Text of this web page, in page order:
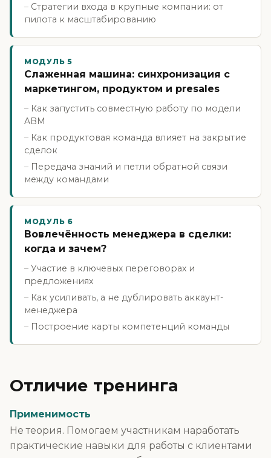
Стратегии входа в крупные компании: от
пилота к масштабированию
МОДУЛЬ 5
Слаженная машина: синхронизация с
маркетингом, продуктом и presales
Как запустить совместную работу по модели
ABM
Как продуктовая команда влияет на закрытие
сделок
Передача знаний и петли обратной связи
между командами
МОДУЛЬ 6
Вовлечённость менеджера в сделки:
когда и зачем?
Участие в ключевых переговорах и
предложениях
Как усиливать, а не дублировать аккаунт-
менеджера
Построение карты компетенций команды
Отличие тренинга
Применимость
Не теория. Помогаем участникам наработать
практические навыки для работы с клиентами